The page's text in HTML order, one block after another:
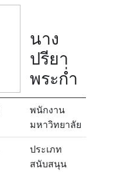
นาง
ปรียา
พระก่ำ
พนักงาน
มหาวิทยาลัย
ประเภท
สนับสนุน